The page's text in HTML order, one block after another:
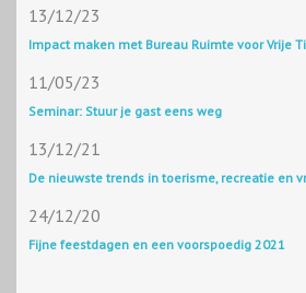
13/12/23
Impact maken met Bureau Ruimte voor Vrije
11/05/23
Seminar: Stuur je gast eens weg
13/12/21
De nieuwste trends in toerisme, recreatie en
24/12/20
Fijne feestdagen en een voorspoedig 2021